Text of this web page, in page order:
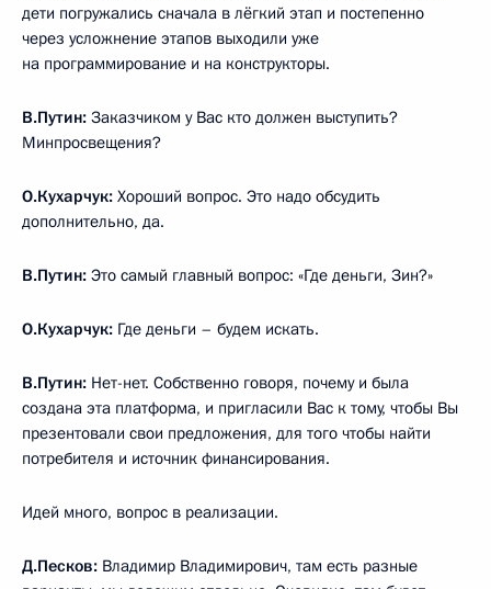
дети погружались сначала в лёгкий этап и постепенно
через усложнение этапов выходили уже
на программирование и на конструкторы.
В.Путин: Заказчиком у Вас кто должен выступить?
Минпросвещения?
О.Кухарчук: Хороший вопрос. Это надо обсудить
дополнительно, да.
В.Путин: Это самый главный вопрос: «Где деньги, Зин?»
О.Кухарчук: Где деньги – будем искать.
В.Путин: Нет-нет. Собственно говоря, почему и была
создана эта платформа, и пригласили Вас к тому, чтобы Вы
презентовали свои предложения, для того чтобы найти
потребителя и источник финансирования.
Идей много, вопрос в реализации.
Д.Песков: Владимир Владимирович, там есть разные